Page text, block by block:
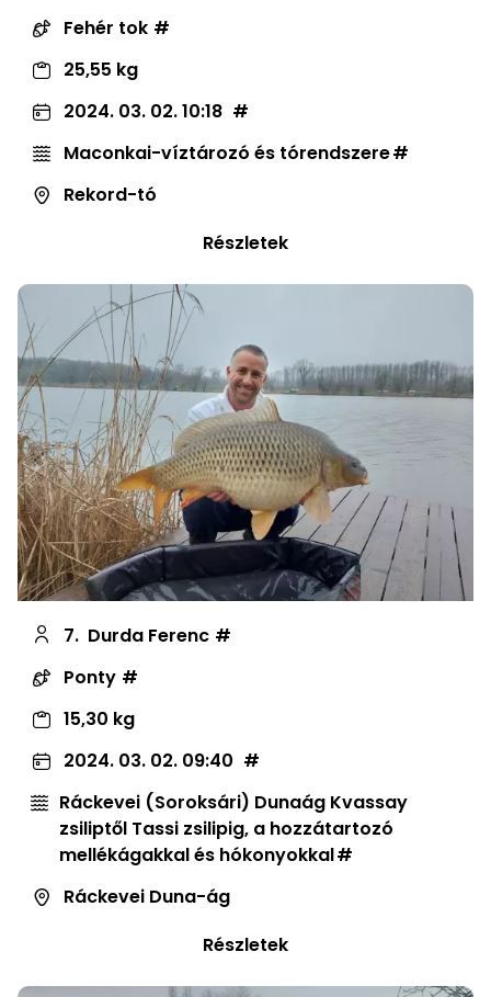
Fehér tok
25,55 kg
2024. 03. 02. 10:18
Maconkai-víztározó és tórendszere
Rekord-tó
Részletek
7. Durda Ferenc
Ponty
15,30 kg
2024. 03. 02. 09:40
Ráckevei (Soroksári) Dunaág Kvassay
zsiliptől Tassi zsilipig, a hozzátartozó
mellékágakkal és hókonyokkal
Ráckevei Duna-ág
Részletek